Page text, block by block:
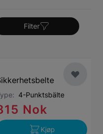
Filter
4-Punktsbälte
Nok
Kjøp